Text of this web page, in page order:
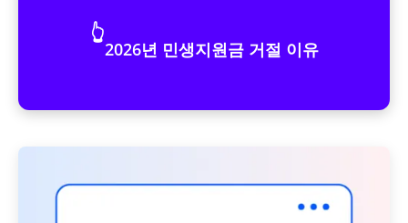
👆
2026년 민생지원금 거절 이유